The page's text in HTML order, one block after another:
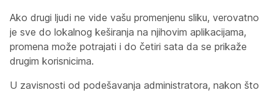
Ako drugi ljudi ne vide vašu promenjenu sliku, verovatno
je sve do lokalnog keširanja na njihovim aplikacijama,
promena može potrajati i do četiri sata da se prikaže
drugim korisnicima.
U zavisnosti od podešavanja administratora, nakon što